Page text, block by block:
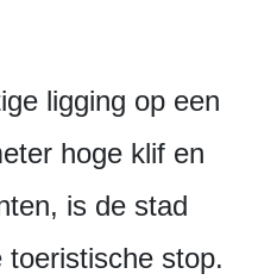
ligging op een
hoge klif en
is de stad
toeristische stop.